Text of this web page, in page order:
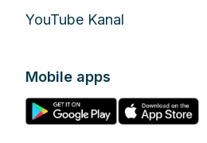
YouTube Kanal
Mobile apps